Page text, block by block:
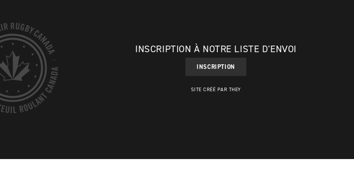
INSCRIPTION À NOTRE LISTE D'ENVOI
INSCRIPTION
SITE CRÉÉ PAR THEY